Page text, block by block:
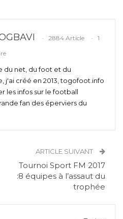
2884 Article
1
du net, du foot et du
j'ai créé en 2013, togofoot.info
les infos sur le football
fan des éperviers du
ARTICLE SUIVANT
Tournoi Sport FM 2017
:8 équipes à l’assaut du
trophée